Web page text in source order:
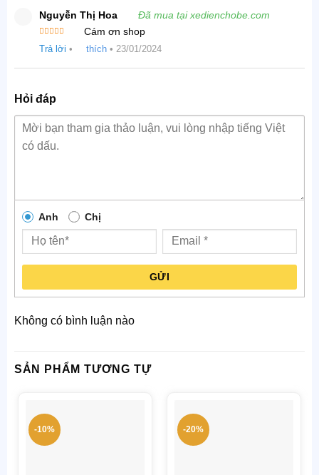
Nguyễn Thị Hoa Đã mua tại xedienchobe.com
hạng 55
Cám ơn shop
Trả lời • thích • 23/01/2024
Hỏi đáp
Anh Chị
GỬI
Không có bình luận nào
SẢN PHẨM TƯƠNG TỰ
-10% -20%